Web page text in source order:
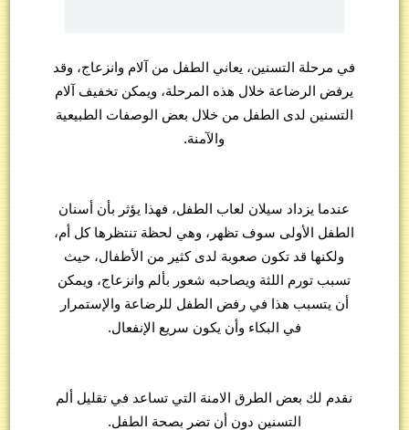
في مرحلة التسنين، يعاني الطفل من آلام وانزعاج، وقد
يرفض الرضاعة خلال هذه المرحلة، ويمكن تخفيف آلام
التسنين لدى الطفل من خلال بعض الوصفات الطبيعية
والآمنة.
عندما يزداد سيلان لعاب الطفل، فهذا يؤثر بأن أسنان
الطفل الأولى سوف تظهر، وهي لحظة تنتظرها كل أم،
ولكنها قد تكون صعوبة لدى كثير من الأطفال، حيث
تسبب تورم اللثة ويصاحبه شعور بألم وانزعاج، ويمكن
أن يتسبب هذا في رفض الطفل للرضاعة والإستمرار
في البكاء وأن يكون سريع الإنفعال.
نقدم لك بعض الطرق الامنة التي تساعد في تقليل ألم
التسنين دون أن تضر بصحة الطفل.